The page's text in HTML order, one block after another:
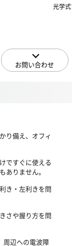
光学
お問い合わせ
り備え、オフィ
ですぐに使える
ありません。
き・左利きを問
さや握り方を問
周辺への電波障